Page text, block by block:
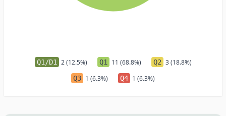
Q1/D1 2 (12.5%) Q1 11 (68.8%) Q2 3 (18.8%)
Q3 1 (6.3%) Q4 1 (6.3%)